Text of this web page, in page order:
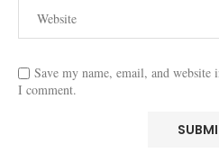
Save my name, email, and
I comment.